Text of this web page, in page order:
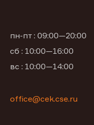
пн-пт : 09:00—20:00
сб : 10:00—16:00
вс : 10:00—14:00
office@cek.cse.ru